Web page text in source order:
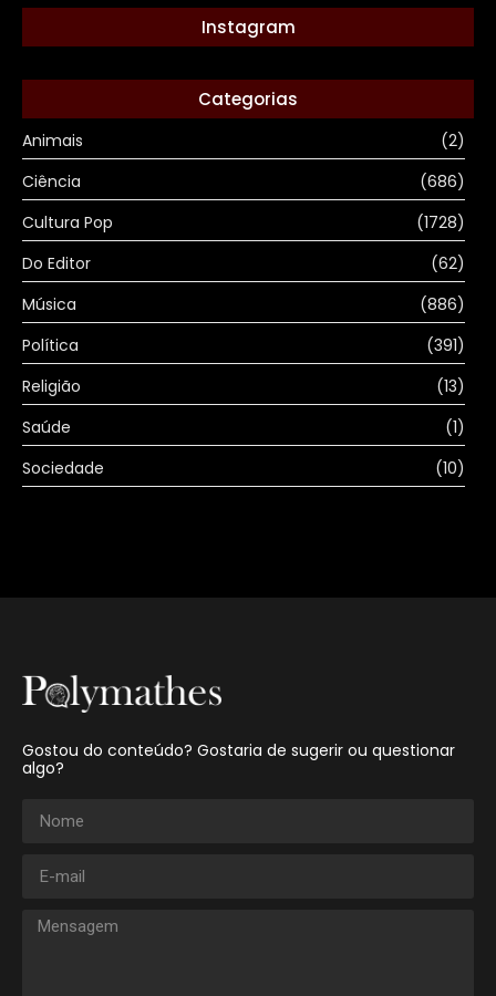
Instagram
Categorias
Animais
(2)
Ciência
(686)
Cultura Pop
(1728)
Do Editor
(62)
Música
(886)
Política
(391)
Religião
(13)
Saúde
(1)
Sociedade
(10)
Gostou do conteúdo? Gostaria de sugerir ou questionar
algo?